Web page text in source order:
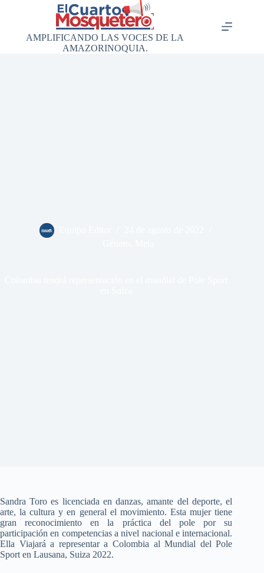
AMPLIFICANDO LAS VOCES DE LA
AMAZORINOQUIA.
SandraToro es licenciada en danzas, amante del deporte, el
arte, la cultura y en general el movimiento. Esta mujer tiene
gran reconocimiento en la práctica del pole por su
participación en competencias a nivel nacional e internacional.
Ella Viajará a representar a Colombia al Mundial del Pole
Sport en Lausana, Suiza 2022.